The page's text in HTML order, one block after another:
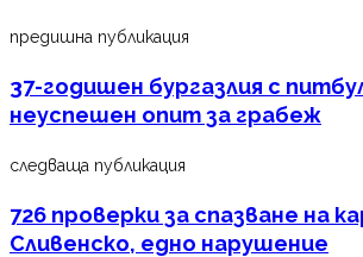
предишна публикация
37-годишен бургазлия с
неуспешен опит за грабеж
следваща публикация
726 проверки за спазване на
Сливенско, едно нарушение